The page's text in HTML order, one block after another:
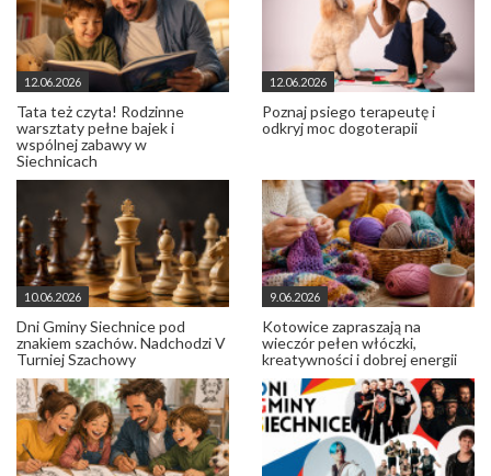
12.06.2026
Tata też czyta! Rodzinne
warsztaty pełne bajek i
wspólnej zabawy w
Siechnicach
12.06.2026
Poznaj psiego terapeutę i
odkryj moc dogoterapii
10.06.2026
Dni Gminy Siechnice pod
znakiem szachów. Nadchodzi V
Turniej Szachowy
9.06.2026
Kotowice zapraszają na
wieczór pełen włóczki,
kreatywności i dobrej energii